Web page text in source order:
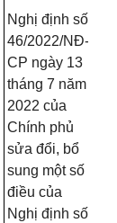
Nghị định số
46/2022/NĐ-
CP ngày 13
tháng 7 năm
2022 của
Chính phủ
sửa đổi, bổ
sung một số
điều của
Nghị định số